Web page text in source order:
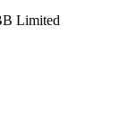
Limited